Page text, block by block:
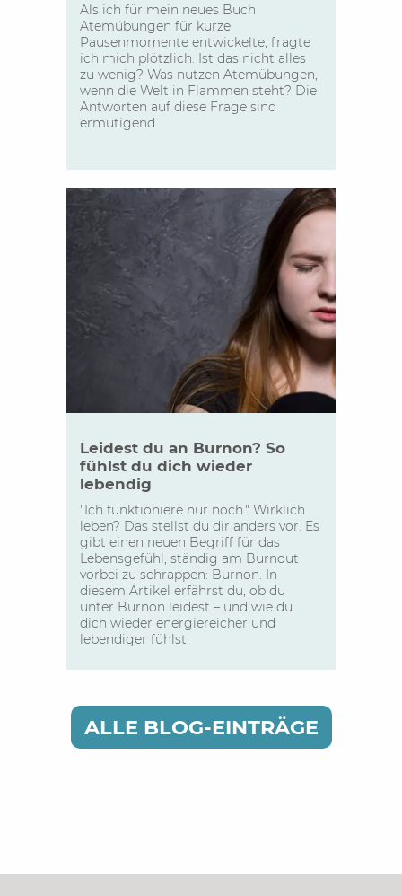
Als ich für mein neues Buch
Atemübungen für kurze
Pausenmomente entwickelte, fragte
ich mich plötzlich: Ist das nicht alles
zu wenig? Was nutzen Atemübungen,
wenn die Welt in Flammen steht? Die
Antworten auf diese Frage sind
ermutigend.
Leidest du an Burnon? So
fühlst du dich wieder
lebendig
"Ich funktioniere nur noch." Wirklich
leben? Das stellst du dir anders vor. Es
gibt einen neuen Begriff für das
Lebensgefühl, ständig am Burnout
vorbei zu schrappen: Burnon. In
diesem Artikel erfährst du, ob du
unter Burnon leidest – und wie du
dich wieder energiereicher und
lebendiger fühlst.
ALLE BLOG-EINTRÄGE